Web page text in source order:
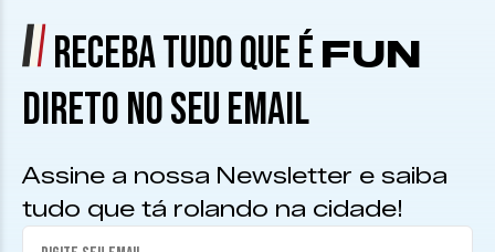
RECEBA TUDO QUE É FUN
DIRETO NO SEU EMAIL
Assine a nossa Newsletter e saiba
tudo que tá rolando na cidade!